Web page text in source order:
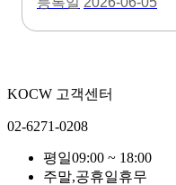
KOCW 고객센터
02-6271-0208
평일09:00 ~ 18:00
주말,공휴일휴무